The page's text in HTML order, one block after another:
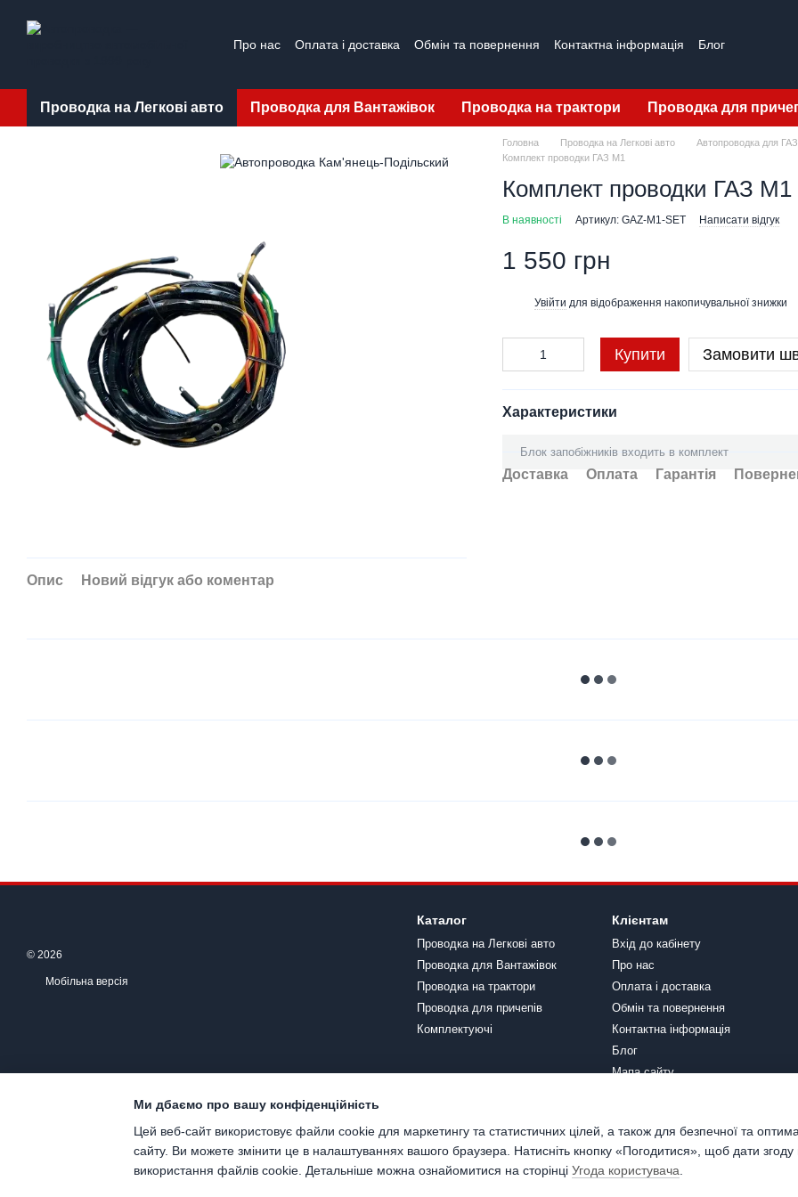
Про нас Оплата і доставка Обмін та повернення Контактна інформація Блог
Проводка на Легкові авто Проводка для Вантажівок Проводка на трактори Проводка для
Опис Новий відгук або коментар
Головна Проводка на Легкові авто Автопроводка для ГАЗ
Комплект проводки ГАЗ М1
Комплект проводки ГАЗ М1
В наявності Артикул: GAZ-M1-SET Написати відгук
1 550 грн
Увійти для відображення накопичувальної знижки
Купити Замовити
Характеристики
Блок запобіжників входить в комплект
Доставка Оплата Гарантія
© 2026
Мобільна версія
Каталог
Проводка на Легкові авто
Проводка для Вантажівок
Проводка на трактори
Проводка для причепів
Комплектуючі
Клієнтам
Вхід до кабінету
Про нас
Оплата і доставка
Обмін та повернення
Контактна інформація
Блог
Мапа сайту
Ми дбаємо про вашу конфіденційність
Цей веб-сайт використовує файли cookie для маркетингу та статистичних цілей, а також для безпечної та
сайту. Ви можете змінити це в налаштуваннях вашого браузера. Натисніть кнопку «Погодитися», щоб дати згоду
використання файлів cookie. Детальніше можна ознайомитися на сторінці Угода користувача